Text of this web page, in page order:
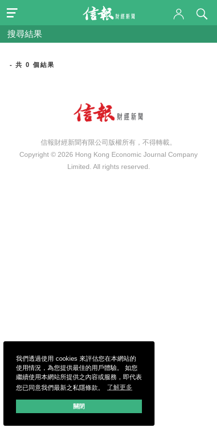
我們透過使用 cookies 來評估您在本網站的
使用情況，為您提供最佳的用戶體驗。 如您
繼續使用本網站所提供之內容或服務，即代表
您已同意我們最新之私隱條款。
了解更多
關閉
搜尋結果
- 共 0 個結果
信報財經新聞有限公司版權所有，不得轉載。
Copyright © 2026 Hong Kong Economic Journal Company
Limited. All rights reserved.